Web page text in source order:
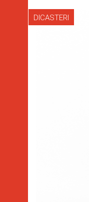
DICASTERI